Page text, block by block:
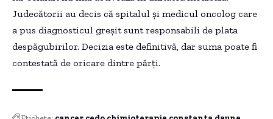
Judecătorii au decis că spitalul și medicul oncolog care
a pus diagnosticul greșit sunt responsabili de plata
despăgubirilor. Decizia este definitivă, dar suma poate fi
contestată de oricare dintre părți.